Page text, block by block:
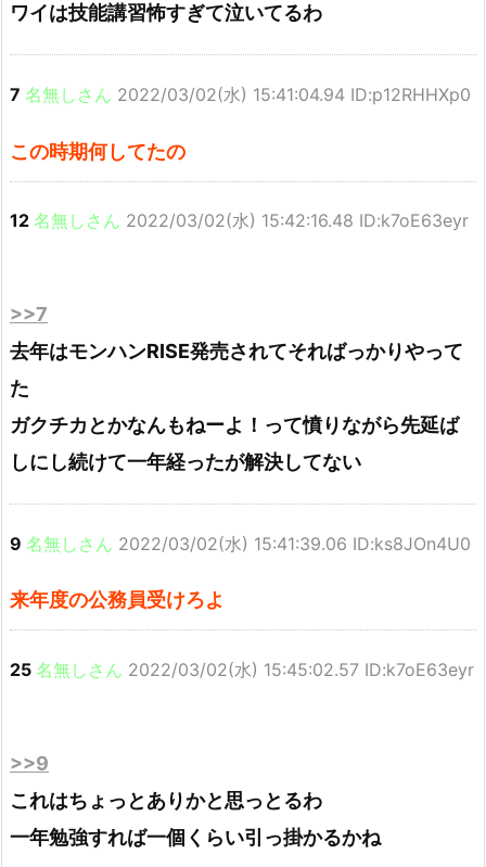
ワイは技能講習怖すぎて泣いてるわ
7 名無しさん 2022/03/02(水) 15:41:04.94 ID:p12RHHXp0
この時期何してたの
12 名無しさん 2022/03/02(水) 15:42:16.48 ID:k7oE63eyr
>>7
去年はモンハンRISE発売されてそればっかりやって
た
ガクチカとかなんもねーよ！って憤りながら先延ば
しにし続けて一年経ったが解決してない
9 名無しさん 2022/03/02(水) 15:41:39.06 ID:ks8JOn4U0
来年度の公務員受けろよ
25 名無しさん 2022/03/02(水) 15:45:02.57 ID:k7oE63eyr
>>9
これはちょっとありかと思っとるわ
一年勉強すれば一個くらい引っ掛かるかね